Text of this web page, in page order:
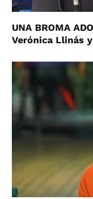
UNA BROMA
Verónica Llinás